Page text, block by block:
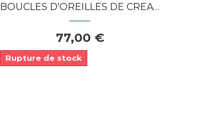
BOUCLES D'OREILLES DE CREATEUR VERMEIL...
77,00 €
Rupture de stock